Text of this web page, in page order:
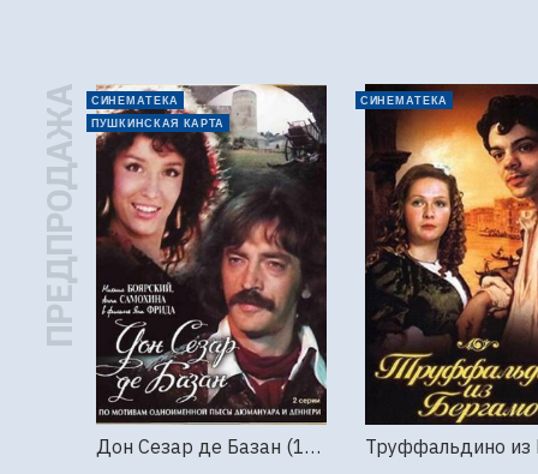
ПРЕДПРОДАЖА
СИНЕМАТЕКА
ПУШКИНСКАЯ КАРТА
Дон Сезар де Базан (1989г., Ленфильм, 2 серии)
СИНЕМАТЕКА